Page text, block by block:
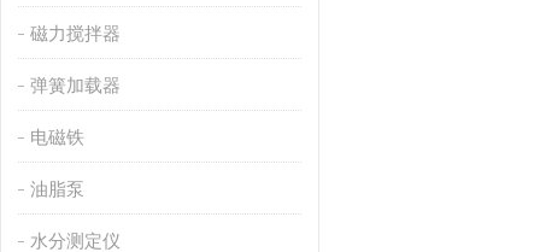
磁力搅拌器
弹簧加载器
电磁铁
油脂泵
水分测定仪